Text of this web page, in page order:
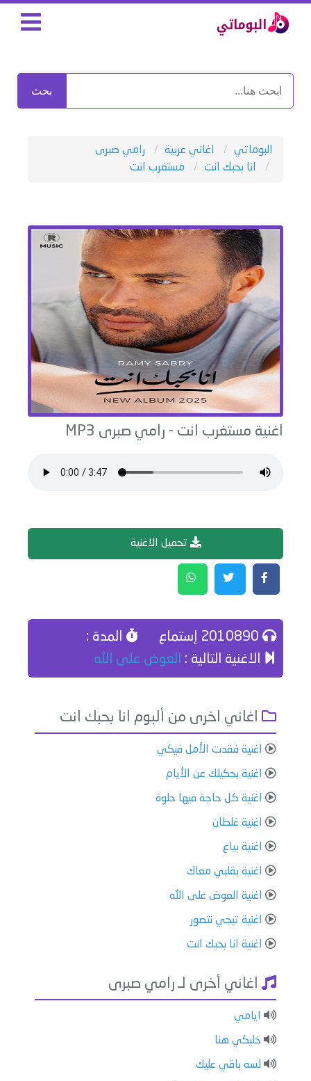
بحث
البوماتي اغاني عربية
رامي صبرى
انا بحبك انت
مستغرب انت
اغنية مستغرب انت - رامي صبرى
تحميل الاغنية
المدة :
الاغنية التالية :
العوض على الله
اغاني اخرى من ألبوم انا بحبك انت
اغنية فقدت الأمل فيكي
اغنية بحكيلك عن الأيام
اغنية كل حاجة فيها حلوة
اغنية غلطان
اغنية بياع
اغنية بقلبي معاك
اغنية العوض على الله
اغنية تيجي نتصور
اغنية انا بحبك انت
اغاني أخرى لـ رامي صبرى
ايامي
خليكي هنا
لسه باقي عليك